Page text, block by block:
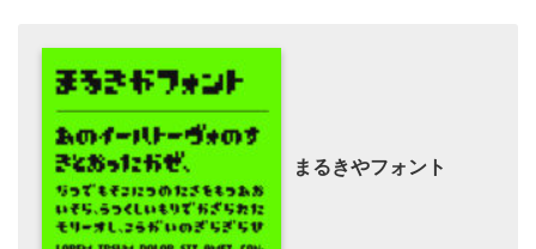
まるきやフォント